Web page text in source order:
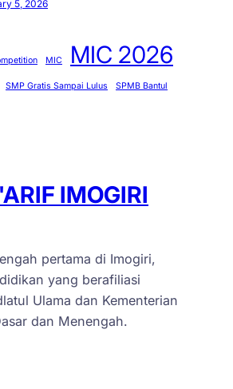
5, 2026
MIC MIC 2026
SMP Gratis Sampai Lulus
SPMB Bantul
IMOGIRI
pertama di Imogiri,
yang berafiliasi
Ulama dan Kementerian
dan Menengah.